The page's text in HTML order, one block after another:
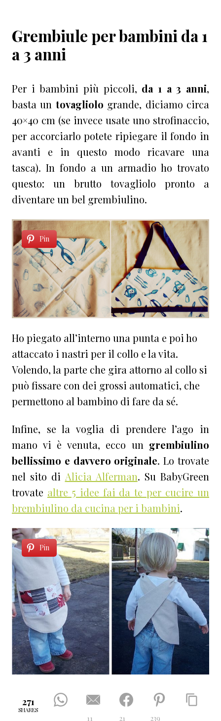
Grembiule per bambini da 1
a 3 anni
Per i bambini più piccoli, da 1 a 3 anni,
basta un tovagliolo grande, diciamo circa
40×40 cm (se invece usate uno strofinaccio,
per accorciarlo potete ripiegare il fondo in
avanti e in questo modo ricavare una
tasca). In fondo a un armadio ho trovato
questo: un brutto tovagliolo pronto a
diventare un bel grembiulino.
Pin
Ho piegato all’interno una punta e poi ho
attaccato i nastri per il collo e la vita.
Volendo, la parte che gira attorno al collo si
può fissare con dei grossi automatici, che
permettono al bambino di fare da sé.
Infine, se la voglia di prendere l’ago in
mano vi è venuta, ecco un grembiulino
bellissimo e davvero originale. Lo trovate
nel sito di Alicia Alferman. Su BabyGreen
trovate altre 5 idee fai da te per cucire un
brembiulino da cucina per i bambini.
Pin
271
SHARES
11 21 239